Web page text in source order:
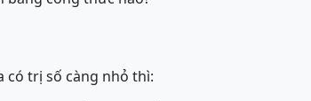
có trị số càng nhỏ thì: